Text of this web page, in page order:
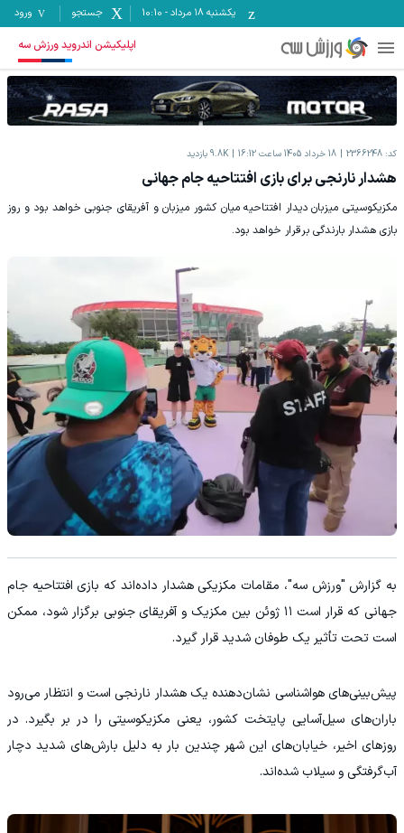
یکشنبه ۱۸ مرداد -
10:10 جستجو ورود
اپلیکیشن اندروید ورزش سه
کد: 2366248 18 خرداد 1405 ساعت 16:12 9.8K بازدید
هشدار نارنجی برای بازی افتتاحیه جام جهانی
مکزیکوسیتی میزبان دیدار افتتاحیه میان کشور میزبان و آفریقای جنوبی خواهد بود و روز
بازی هشدار بارندگی برقرار خواهد بود.
به گزارش "ورزش سه"، مقامات مکزیکی هشدار داده‌اند که بازی افتتاحیه جام
جهانی که قرار است ۱۱ ژوئن بین مکزیک و آفریقای جنوبی برگزار شود، ممکن
است تحت تأثیر یک طوفان شدید قرار گیرد.
پیش‌بینی‌های هواشناسی نشان‌دهنده یک هشدار نارنجی است و انتظار می‌رود
باران‌های سیل‌آسایی پایتخت کشور، یعنی مکزیکوسیتی را در بر بگیرد. در
روزهای اخیر، خیابان‌های این شهر چندین بار به دلیل بارش‌های شدید دچار
آب‌گرفتگی و سیلاب شده‌اند.